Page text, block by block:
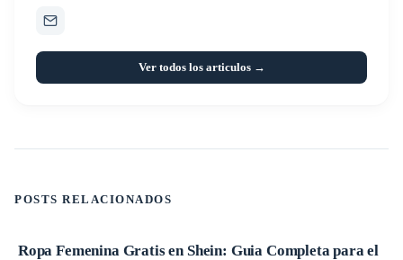
Ver todos los articulos →
POSTS RELACIONADOS
Promociones
Ropa Femenina Gratis en Shein: Guia Completa para el